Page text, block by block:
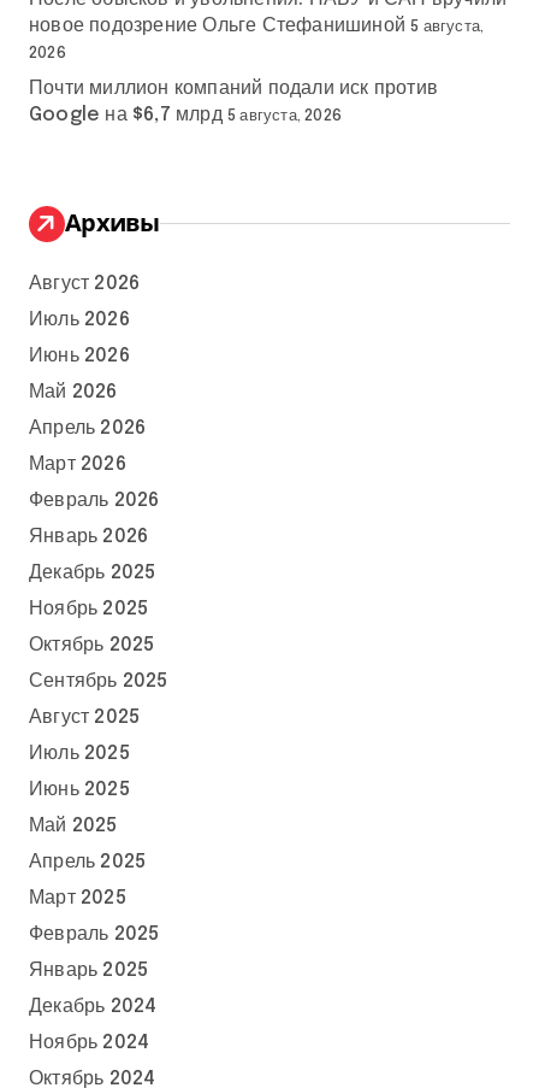
новое подозрение Ольге Стефанишиной 5 августа,
2026
Почти миллион компаний подали иск против
Google на $6,7 млрд 5 августа, 2026
Архивы
Август 2026
Июль 2026
Июнь 2026
Май 2026
Апрель 2026
Март 2026
Февраль 2026
Январь 2026
Декабрь 2025
Ноябрь 2025
Октябрь 2025
Сентябрь 2025
Август 2025
Июль 2025
Июнь 2025
Май 2025
Апрель 2025
Март 2025
Февраль 2025
Январь 2025
Декабрь 2024
Ноябрь 2024
Октябрь 2024